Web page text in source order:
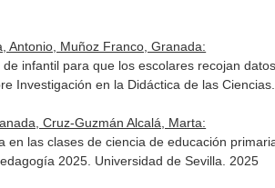
Antonio, Muñoz Franco, Granada:
infantil para que los escolares recojan
Investigación en la Didáctica de las
Cruz-Guzmán Alcalá, Marta:
las clases de ciencia de educación
2025. Universidad de Sevilla. 2025